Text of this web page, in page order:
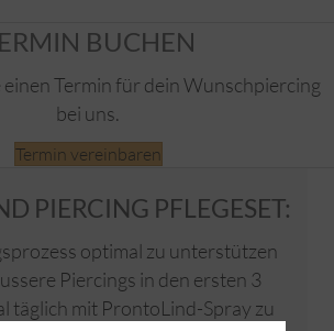
BUCHEN
einen Termin für dein Wunschpiercing
bei uns.
Termin vereinbaren
PIERCING PFLEGESET:
optimal zu unterstützen
Piercings in den ersten 3
täglich mit ProntoLind-Spray zu